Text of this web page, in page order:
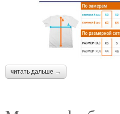
читать дальше →